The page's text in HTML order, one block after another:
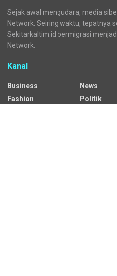
Sejak awal mengudara, media
Network. Seiring waktu, tepatnya
Sekitarkaltim.id bermigrasi
Network.
Kanal
Business
Fashion
News
Politik